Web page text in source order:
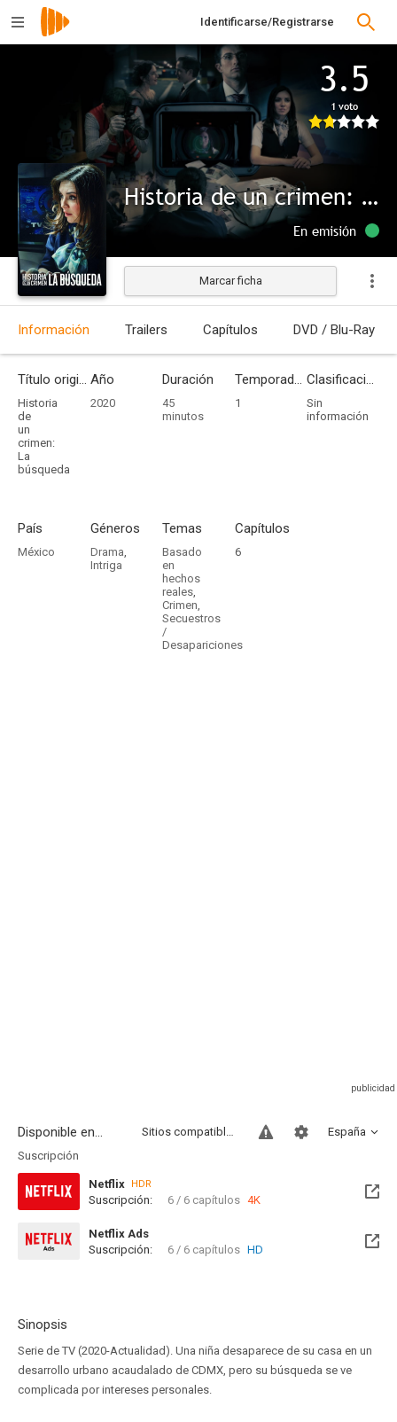
Identificarse/Registrarse
3.5
1 voto
Historia de un crimen: La búsqueda
En emisión
Marcar ficha
Información Trailers Capítulos DVD / Blu-Ray
Título original
Historia
de
un
crimen:
La
búsqueda
Año
2020
Duración
45
minutos
Temporadas
1
Clasificación por edades
Sin
información
País
México
Géneros
Drama,
Intriga
Temas
Basado
en
hechos
reales,
Crimen,
Secuestros
/
Desapariciones
Capítulos
6
Disponible en... España
Sitios compatibles
Suscripción
Netflix HDR
Suscripción: 6 / 6 capítulos 4K
Netflix Ads
Suscripción:
6 / 6 capítulos HD
Sinopsis
Serie de TV (2020-Actualidad). Una niña desaparece de su casa en un
desarrollo urbano acaudalado de CDMX, pero su búsqueda se ve
complicada por intereses personales.